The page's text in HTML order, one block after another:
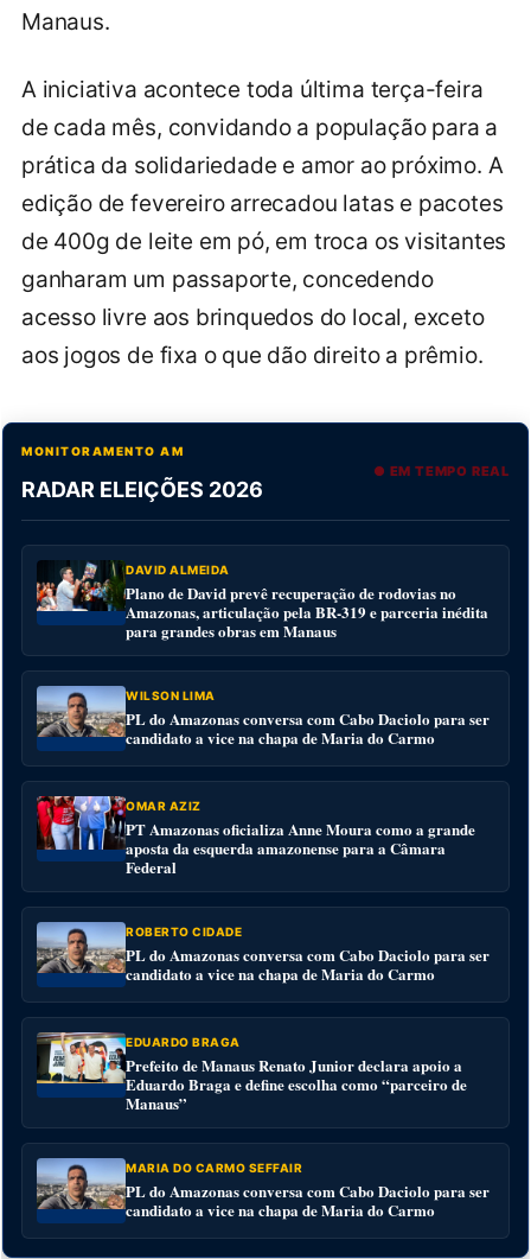
Manaus.
A iniciativa acontece toda última terça-feira
de cada mês, convidando a população para a
prática da solidariedade e amor ao próximo. A
edição de fevereiro arrecadou latas e pacotes
de 400g de leite em pó, em troca os visitantes
ganharam um passaporte, concedendo
acesso livre aos brinquedos do local, exceto
aos jogos de fixa o que dão direito a prêmio.
MONITORAMENTO AM
RADAR ELEIÇÕES 2026
● EM TEMPO REAL
DAVID ALMEIDA
Plano de David prevê recuperação de rodovias no
Amazonas, articulação pela BR-319 e parceria inédita
para grandes obras em Manaus
WILSON LIMA
PL do Amazonas conversa com Cabo Daciolo para ser
candidato a vice na chapa de Maria do Carmo
OMAR AZIZ
PT Amazonas oficializa Anne Moura como a grande
aposta da esquerda amazonense para a Câmara
Federal
ROBERTO CIDADE
PL do Amazonas conversa com Cabo Daciolo para ser
candidato a vice na chapa de Maria do Carmo
EDUARDO BRAGA
Prefeito de Manaus Renato Junior declara apoio a
Eduardo Braga e define escolha como “parceiro de
Manaus”
MARIA DO CARMO SEFFAIR
PL do Amazonas conversa com Cabo Daciolo para ser
candidato a vice na chapa de Maria do Carmo